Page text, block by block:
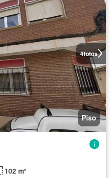
4fotos
Piso
102 m²